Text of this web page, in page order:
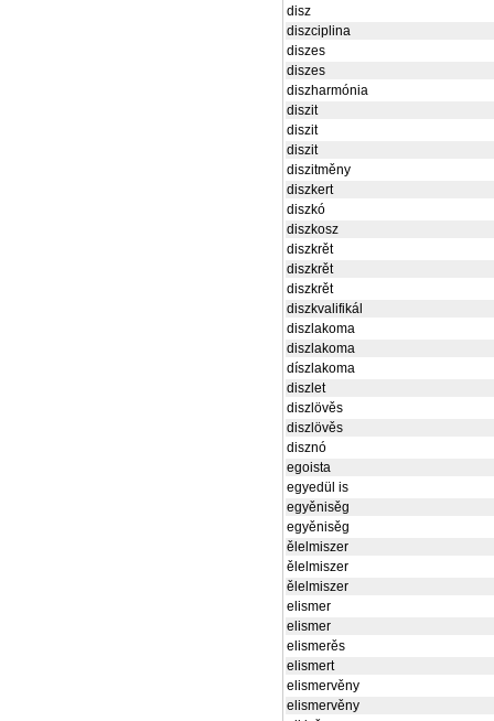
disz
diszciplina
diszes
diszes
diszharmónia
diszit
diszit
diszit
diszitměny
diszkert
diszkó
diszkosz
diszkrět
diszkrět
diszkrět
diszkvalifikál
diszlakoma
diszlakoma
díszlakoma
diszlet
diszlövěs
diszlövěs
disznó
egoista
egyedül is
egyěnisěg
egyěnisěg
ělelmiszer
ělelmiszer
ělelmiszer
elismer
elismer
elismerěs
elismert
elismervěny
elismervěny